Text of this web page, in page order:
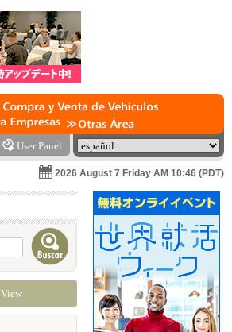
User Panel
2026 August 7 Friday AM 10:46 (PDT)